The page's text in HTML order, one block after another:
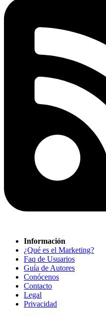
Información
¿Qué es el Marketing?
Faq de Usuarios
Guía de Autores
Conócenos
Contacto
Legal
Privacidad